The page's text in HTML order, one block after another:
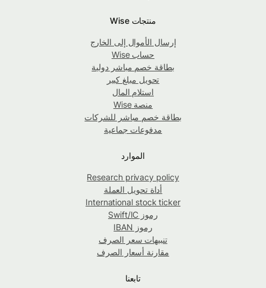
منتجات Wise
إرسال الأموال إلى الخارج
حساب Wise
بطاقة خصم مباشر دولية
تحويل مبلغ كبير
استلام المال
منصة Wise
بطاقة خصم مباشر للشركات
مدفوعات جماعية
الموارد
Research privacy policy
أداة تحويل العملة
International stock ticker
رموز Swift/IC
رموز IBAN
تنبيهات سعر الصرف
مقارنة أسعار الصرف
تابعنا